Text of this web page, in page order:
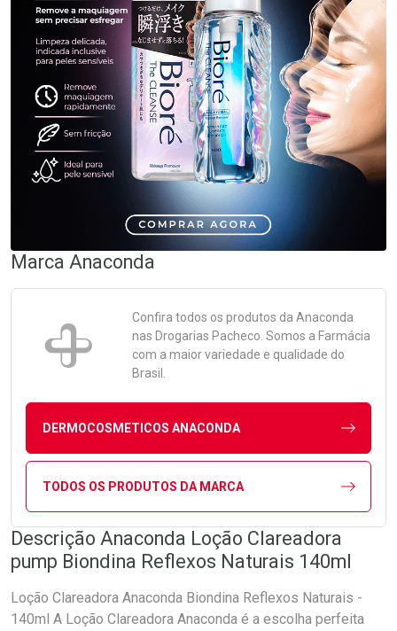
Marca Anaconda
Confira todos os produtos da Anaconda
nas Drogarias Pacheco. Somos a Farmácia
com a maior variedade e qualidade do
Brasil.
DERMOCOSMETICOS ANACONDA
TODOS OS PRODUTOS DA MARCA
Descrição Anaconda Loção Clareadora
pump Biondina Reflexos Naturais 140ml
Loção Clareadora Anaconda Biondina Reflexos Naturais -
140ml A Loção Clareadora Anaconda é a escolha perfeita